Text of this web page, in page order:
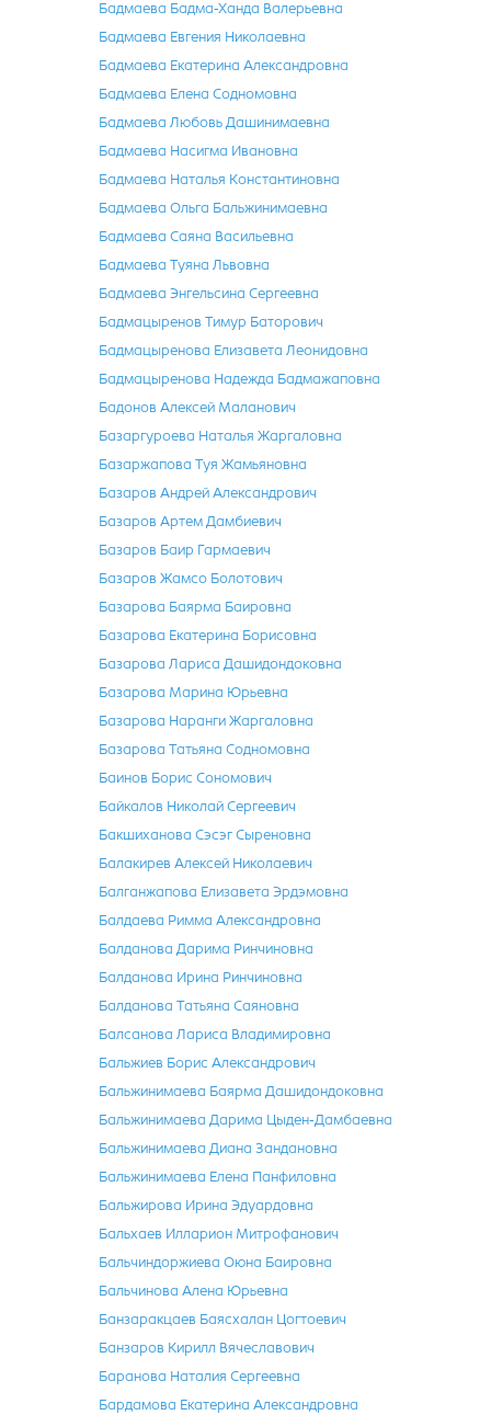
Бадмаева Бадма-Ханда Валерьевна
Бадмаева Евгения Николаевна
Бадмаева Екатерина Александровна
Бадмаева Елена Содномовна
Бадмаева Любовь Дашинимаевна
Бадмаева Насигма Ивановна
Бадмаева Наталья Константиновна
Бадмаева Ольга Бальжинимаевна
Бадмаева Саяна Васильевна
Бадмаева Туяна Львовна
Бадмаева Энгельсина Сергеевна
Бадмацыренов Тимур Баторович
Бадмацыренова Елизавета Леонидовна
Бадмацыренова Надежда Бадмажаповна
Бадонов Алексей Маланович
Базаргуроева Наталья Жаргаловна
Базаржапова Туя Жамьяновна
Базаров Андрей Александрович
Базаров Артем Дамбиевич
Базаров Баир Гармаевич
Базаров Жамсо Болотович
Базарова Баярма Баировна
Базарова Екатерина Борисовна
Базарова Лариса Дашидондоковна
Базарова Марина Юрьевна
Базарова Наранги Жаргаловна
Базарова Татьяна Содномовна
Баинов Борис Сономович
Байкалов Николай Сергеевич
Бакшиханова Сэсэг Сыреновна
Балакирев Алексей Николаевич
Балганжапова Елизавета Эрдэмовна
Балдаева Римма Александровна
Балданова Дарима Ринчиновна
Балданова Ирина Ринчиновна
Балданова Татьяна Саяновна
Балсанова Лариса Владимировна
Бальжиев Борис Александрович
Бальжинимаева Баярма Дашидондоковна
Бальжинимаева Дарима Цыден-Дамбаевна
Бальжинимаева Диана Зандановна
Бальжинимаева Елена Панфиловна
Бальжирова Ирина Эдуардовна
Бальхаев Илларион Митрофанович
Бальчиндоржиева Оюна Баировна
Бальчинова Алена Юрьевна
Банзаракцаев Баясхалан Цогтоевич
Банзаров Кирилл Вячеславович
Баранова Наталия Сергеевна
Бардамова Екатерина Александровна